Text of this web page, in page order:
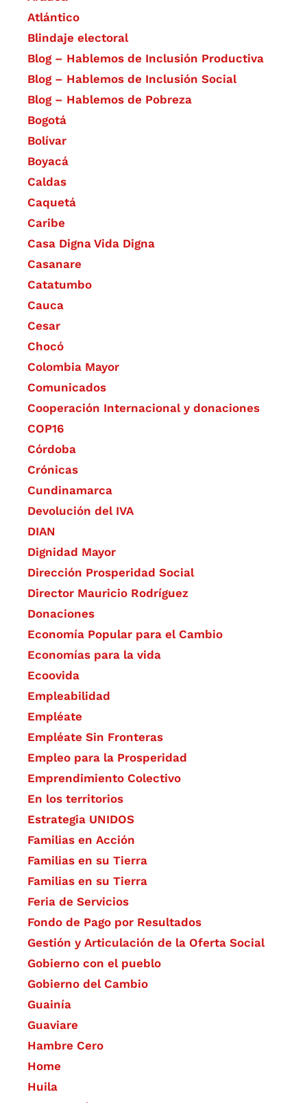
Atlántico
Blindaje electoral
Blog – Hablemos de Inclusión Productiva
Blog – Hablemos de Inclusión Social
Blog – Hablemos de Pobreza
Bogotá
Bolívar
Boyacá
Caldas
Caquetá
Caribe
Casa Digna Vida Digna
Casanare
Catatumbo
Cauca
Cesar
Chocó
Colombia Mayor
Comunicados
Cooperación Internacional y donaciones
COP16
Córdoba
Crónicas
Cundinamarca
Devolución del IVA
DIAN
Dignidad Mayor
Dirección Prosperidad Social
Director Mauricio Rodríguez
Donaciones
Economía Popular para el Cambio
Economías para la vida
Ecoovida
Empleabilidad
Empléate
Empléate Sin Fronteras
Empleo para la Prosperidad
Emprendimiento Colectivo
En los territorios
Estrategia UNIDOS
Familias en Acción
Familias en su Tierra
Familias en su Tierra
Feria de Servicios
Fondo de Pago por Resultados
Gestión y Articulación de la Oferta Social
Gobierno con el pueblo
Gobierno del Cambio
Guainía
Guaviare
Hambre Cero
Home
Huila